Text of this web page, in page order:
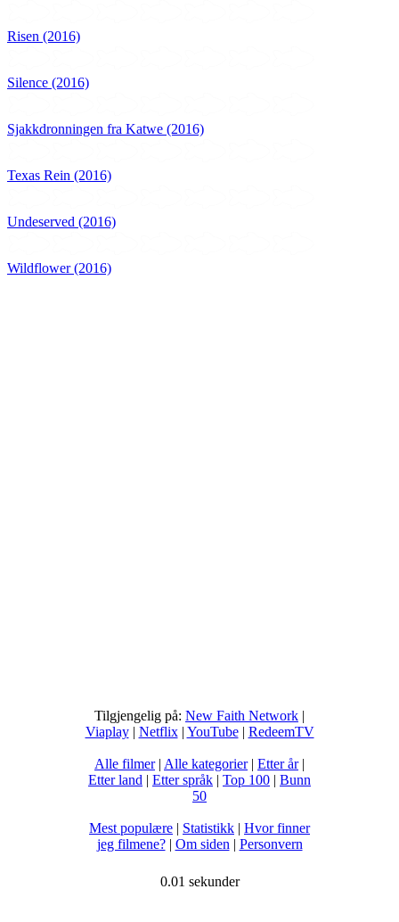
Risen (2016)
Silence (2016)
Sjakkdronningen fra Katwe (2016)
Texas Rein (2016)
Undeserved (2016)
Wildflower (2016)
Tilgjengelig på: New Faith Network |
Viaplay| Netflix| YouTube| RedeemTV
Alle filmer| Alle kategorier| Etter år|
Etter land | Etter språk | Top 100 | Bunn
50
Mest populære | Statistikk | Hvor finner
jeg filmene?| Om siden | Personvern
0.01 sekunder